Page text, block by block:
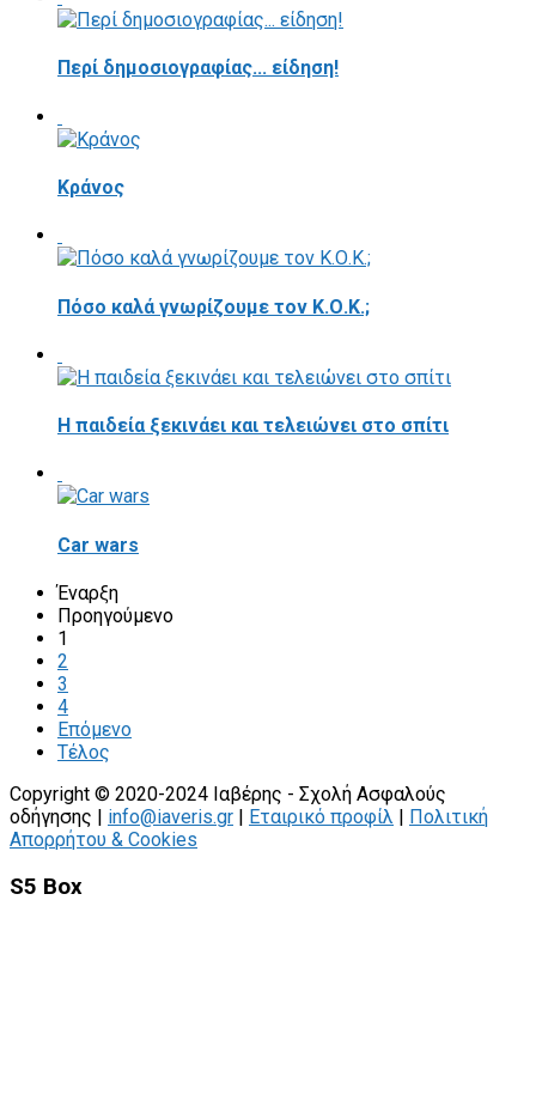
Περί δημοσιογραφίας... είδηση!
Κράνος
Πόσο καλά γνωρίζουμε τον Κ.Ο.Κ.;
Η παιδεία ξεκινάει και τελειώνει στο σπίτι
Car wars
Έναρξη
Προηγούμενο
1
2
3
4
Επόμενο
Τέλος
Copyright © 2020-2024 Ιαβέρης - Σχολή Ασφαλούς
οδήγησης | info@iaveris.gr | Εταιρικό προφίλ | Πολιτική
Απορρήτου & Cookies
S5 Box